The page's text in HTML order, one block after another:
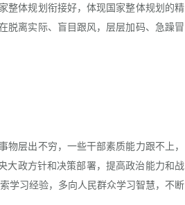
整体规划衔接好，体现国家整体规划的精
脱离实际、盲目跟风，层层加码、急躁冒
层出不穷，一些干部素质能力跟不上，
大政方针和决策部署，提高政治能力和战
学习经验，多向人民群众学习智慧，不断